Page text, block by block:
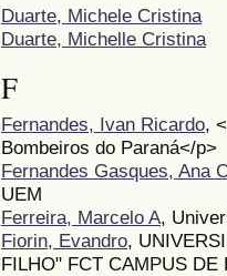
Duarte, Michele Cristina
Duarte, Michelle Cristina
F
Fernandes, Ivan Ricardo,
Bombeiros do Paraná</p>
Fernandes Gasques, Ana
UEM
Ferreira, Marcelo A,
Fiorin, Evandro,
FILHO" FCT CAMPUS